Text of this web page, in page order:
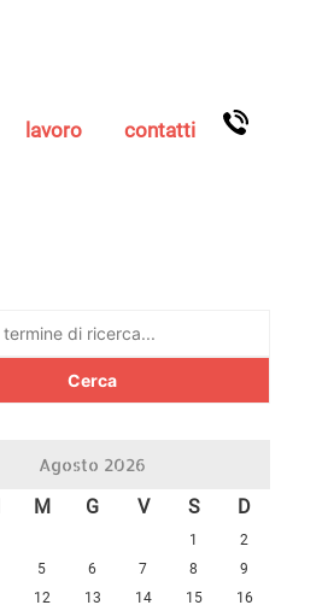
lavoro contatti
Agosto 2026
M G V S D
1
2
5 6 7 8
9
12 13 14 15
16